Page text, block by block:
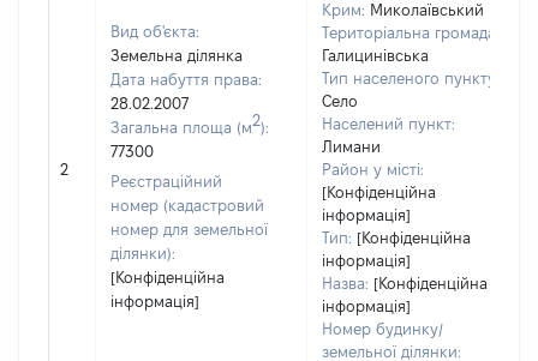
2
Вид об'єкта:
Земельна ділянка
Дата набуття права:
28.02.2007
Загальна площа (м2):
77300
Реєстраційний
номер (кадастровий
номер для земельної
ділянки):
[Конфіденційна
інформація]
Крим: Миколаївський
Територіальна громада:
Галицинівська
Тип населеного пункту:
Село
Населений пункт:
Лимани
Район у місті:
[Конфіденційна
інформація]
Тип: [Конфіденційна
інформація]
Назва: [Конфіденційна
інформація]
Номер будинку/
земельної ділянки: